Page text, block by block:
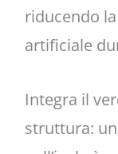
riducendo
artificiale
Integra il
struttura: